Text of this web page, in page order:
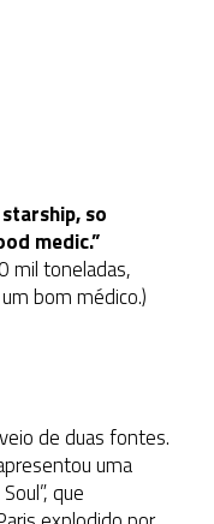
so
medic.”
mil toneladas,
bom médico.)
de duas fontes.
uma
que